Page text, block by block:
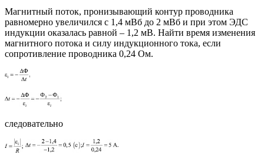
Магнитный поток, пронизывающий контур проводника
равномерно увеличился с 1,4 мВб до 2 мВб и при этом ЭДС
индукции оказалась равной – 1,2 мВ. Найти время изменения
магнитного потока и силу индукционного тока, если
сопротивление проводника 0,24 Ом.
следовательно